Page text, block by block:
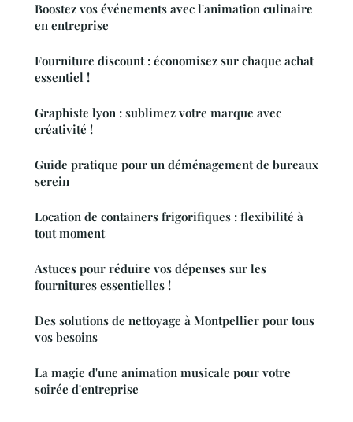
Boostez vos événements avec l'animation culinaire
en entreprise
Fourniture discount : économisez sur chaque achat
essentiel !
Graphiste lyon : sublimez votre marque avec
créativité !
Guide pratique pour un déménagement de bureaux
serein
Location de containers frigorifiques : flexibilité à
tout moment
Astuces pour réduire vos dépenses sur les
fournitures essentielles !
Des solutions de nettoyage à Montpellier pour tous
vos besoins
La magie d'une animation musicale pour votre
soirée d'entreprise